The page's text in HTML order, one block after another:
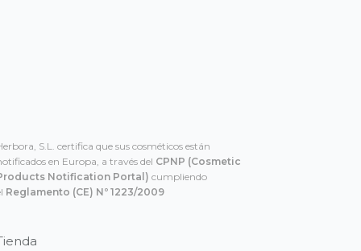
S.L. certifica que sus cosméticos están
en Europa, a través del CPNP (Cosmetic
Notification Portal) cumpliendo
Reglamento (CE) Nº 1223/2009